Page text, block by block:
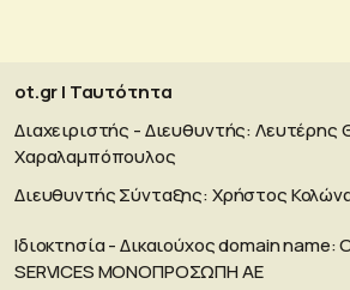
ot.gr | Ταυτότητα
Διαχειριστής - Διευθυντής: Λευτέρης
Χαραλαμπόπουλος
Διευθυντής Σύνταξης: Χρήστος
Ιδιοκτησία - Δικαιούχος domain name:
SERVICES MONOΠΡΟΣΩΠΗ ΑΕ